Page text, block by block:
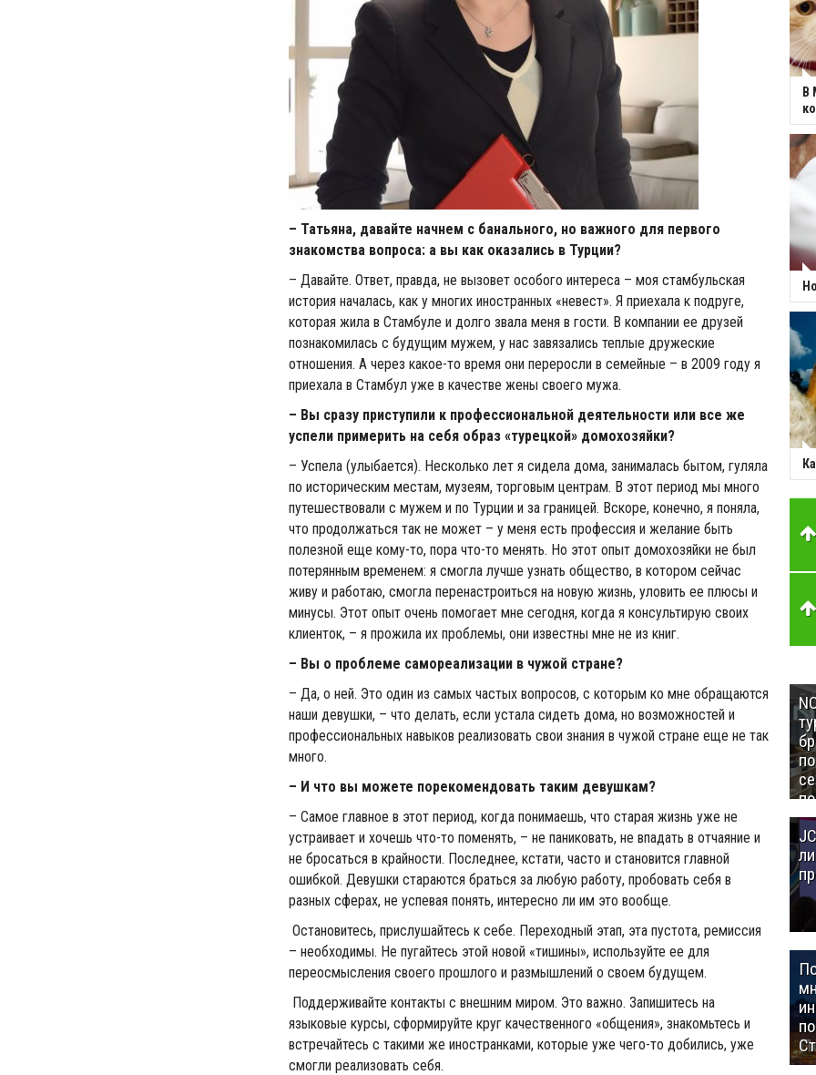
– Татьяна, давайте начнем с банального, но важного для первого
знакомства вопроса: а вы как оказались в Турции?
– Давайте. Ответ, правда, не вызовет особого интереса – моя стамбульская
история началась, как у многих иностранных «невест». Я приехала к подруге,
которая жила в Стамбуле и долго звала меня в гости. В компании ее друзей
познакомилась с будущим мужем, у нас завязались теплые дружеские
отношения. А через какое-то время они переросли в семейные – в 2009 году я
приехала в Стамбул уже в качестве жены своего мужа.
– Вы сразу приступили к профессиональной деятельности или все же
успели примерить на себя образ «турецкой» домохозяйки?
– Успела (улыбается). Несколько лет я сидела дома, занималась бытом, гуляла
по историческим местам, музеям, торговым центрам. В этот период мы много
путешествовали с мужем и по Турции и за границей. Вскоре, конечно, я поняла,
что продолжаться так не может – у меня есть профессия и желание быть
полезной еще кому-то, пора что-то менять. Но этот опыт домохозяйки не был
потерянным временем: я смогла лучше узнать общество, в котором сейчас
живу и работаю, смогла перенастроиться на новую жизнь, уловить ее плюсы и
минусы. Этот опыт очень помогает мне сегодня, когда я консультирую своих
клиенток, – я прожила их проблемы, они известны мне не из книг.
– Вы о проблеме самореализации в чужой стране?
– Да, о ней. Это один из самых частых вопросов, с которым ко мне обращаются
наши девушки, – что делать, если устала сидеть дома, но возможностей и
профессиональных навыков реализовать свои знания в чужой стране еще не так
много.
– И что вы можете порекомендовать таким девушкам?
– Самое главное в этот период, когда понимаешь, что старая жизнь уже не
устраивает и хочешь что-то поменять, – не паниковать, не впадать в отчаяние и
не бросаться в крайности. Последнее, кстати, часто и становится главной
ошибкой. Девушки стараются браться за любую работу, пробовать себя в
разных сферах, не успевая понять, интересно ли им это вообще.
Остановитесь, прислушайтесь к себе. Переходный этап, эта пустота, ремиссия
– необходимы. Не пугайтесь этой новой «тишины», используйте ее для
переосмысления своего прошлого и размышлений о своем будущем.
Поддерживайте контакты с внешним миром. Это важно. Запишитесь на
языковые курсы, сформируйте круг качественного «общения», знакомьтесь и
встречайтесь с такими же иностранками, которые уже чего-то добились, уже
смогли реализовать себя.
В